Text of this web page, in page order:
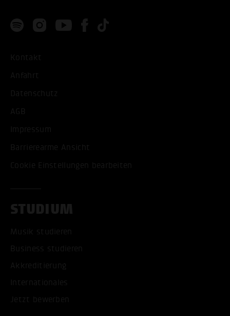
Kontakt
Anfahrt
Datenschutz
AGB
Impressum
Barrierearme Ansicht
Cookie Einstellungen bearbeiten
STUDIUM
Musik studieren
Business studieren
Akkreditierung
Internationales
Jetzt bewerben